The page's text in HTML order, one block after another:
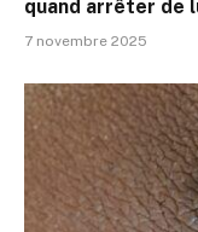
quand arrêter de
7 novembre 2025